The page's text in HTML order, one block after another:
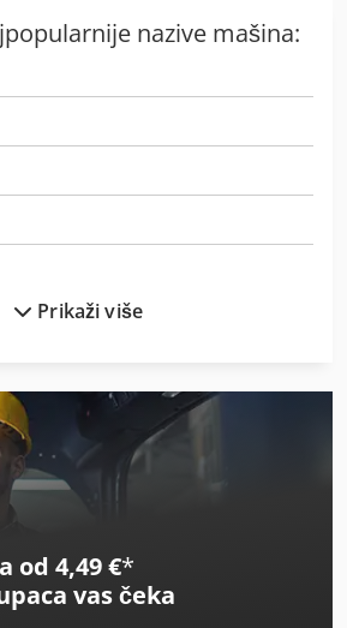
nazive mašina:
1200
Prikaži više
od 4,49 €*
vas čeka